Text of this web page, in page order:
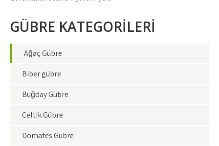
GÜBRE KATEGORİLERİ
Ağaç Gübre
Biber gübre
Buğday Gübre
Çeltik Gübre
Domates Gübre